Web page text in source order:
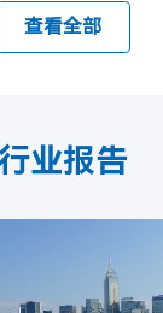
查看全部
行业报告